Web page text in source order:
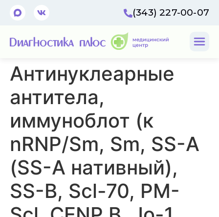
(343) 227-00-07
Антинуклеарные
антитела,
иммуноблот (к
nRNP/Sm, Sm, SS-A
(SS-A нативный),
SS-B, Scl-70, PM-